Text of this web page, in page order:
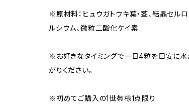
※原材料：ヒュウガトウキ葉・茎、結晶セル
ルシウム、微粒二酸化ケイ素
※お好きなタイミングで一日4粒を目安に
がりください。
※初めてご購入の1世帯様1点限り